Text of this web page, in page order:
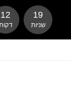
12 18
שניות